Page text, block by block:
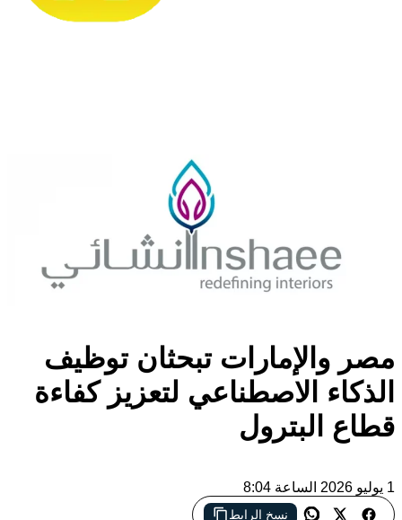
مصر والإمارات تبحثان توظيف
الذكاء الاصطناعي لتعزيز كفاءة
قطاع البترول
1 يوليو 2026 الساعة 8:04
نسخ الرابط